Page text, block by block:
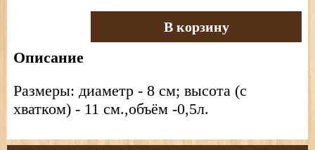
В корзину
Описание
Размеры: диаметр - 8 см; высота (с
хватком) - 11 см.,объём -0,5л.